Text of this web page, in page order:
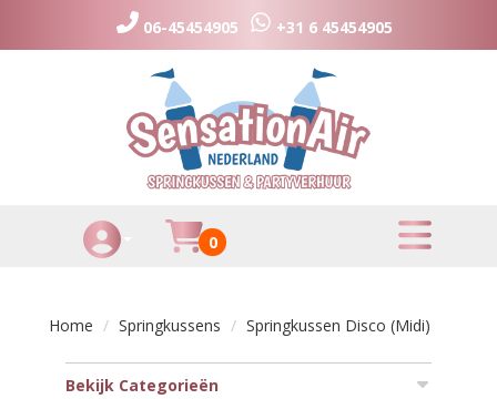
06-45454905 +31 6 45454905
Toggle Account dropdown
Huurmandje
0
toggle menu
Home Springkussens Springkussen Disco (Midi)
Bekijk Categorieën